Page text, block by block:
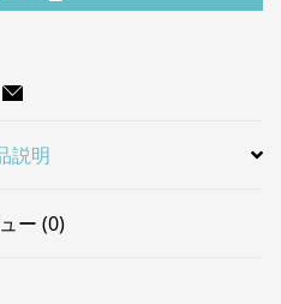
説明
ー (0)